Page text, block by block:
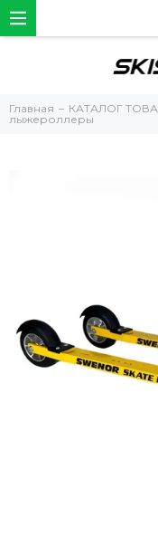
Главная КАТАЛОГ
лыжероллеры